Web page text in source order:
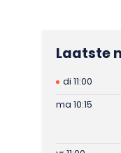
Laatste
di 11:00
ma 10:15